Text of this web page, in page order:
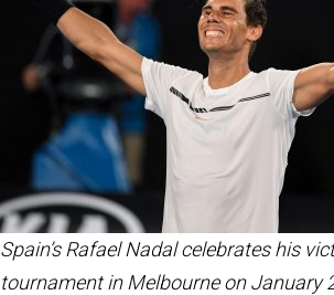
Spain’s Rafael Nadal celebrates his
tournament in Melbourne on January